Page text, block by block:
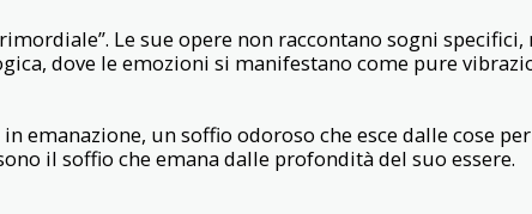
Le sue opere non raccontano sogni specifici,
dove le emozioni si manifestano come pure
emanazione, un soffio odoroso che esce dalle cose
il soffio che emana dalle profondità del suo essere.